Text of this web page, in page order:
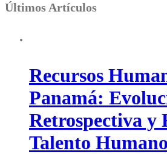
Últimos Artículos
Recursos
Panamá:
Retrospectiva y
Talento Humano